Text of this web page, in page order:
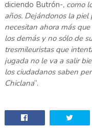
diciendo Butrón-, como
años. Dejándonos la piel
necesitan ahora más
los demás y no sólo de
tresmileuristas que
jugada no le va a salir
los ciudadanos saben
Chiclana”.